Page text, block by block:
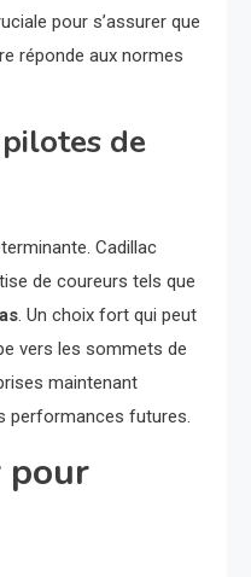
pour s’assurer que
réponde aux normes
de
Cadillac
de coureurs tels que
. Un choix fort qui peut
vers les sommets de
maintenant
performances futures.
pour